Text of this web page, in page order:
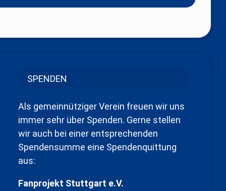
SPENDEN
Als gemeinnütziger Verein freuen wir uns
immer sehr über Spenden. Gerne stellen
wir auch bei einer entsprechenden
Spendensumme eine Spendenquittung
aus:
Fanprojekt Stuttgart e.V.